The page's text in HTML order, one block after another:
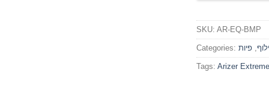
SKU: AR-EQ-BMP
Categories: פיות
Tags: Arizer